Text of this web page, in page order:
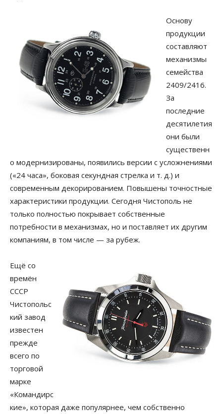
Основу
продукции
составляют
механизмы
семейства
2409/2416.
За
последние
десятилетия
они были
существенн
о модернизированы, появились версии с усложнениями
(«24 часа», боковая секундная стрелка и т. д.) и
современным декорированием. Повышены точностные
характеристики продукции. Сегодня Чистополь не
только полностью покрывает собственные
потребности в механизмах, но и поставляет их другим
компаниям, в том числе — за рубеж.
Ещё со
времён
СССР
Чистопольс
кий завод
известен
прежде
всего по
торговой
марке
«Командирс
кие», которая даже популярнее, чем собственно